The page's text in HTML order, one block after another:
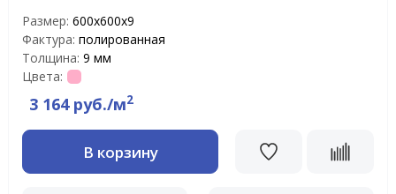
Размер: 600x600x9
Фактура: полированная
Толщина: 9 мм
Цвета:
3 164 руб./м2
В корзину